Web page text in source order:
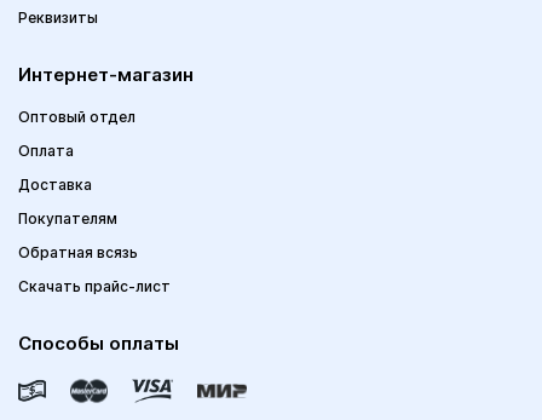
Реквизиты
Интернет-магазин
Оптовый отдел
Оплата
Доставка
Покупателям
Обратная всязь
Скачать прайс-лист
Способы оплаты